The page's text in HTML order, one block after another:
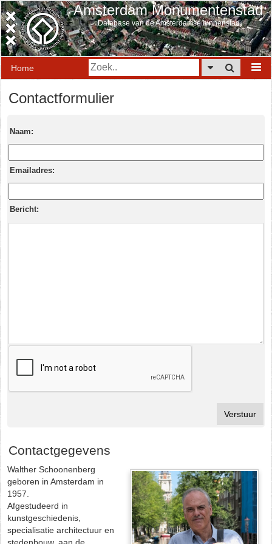
Amsterdam Monumentenstad
Database van de Amsterdamse binnenstad
Home
Contactformulier
Naam:
Emailadres:
Bericht:
Contactgegevens
Walther Schoonenberg
geboren in Amsterdam in
1957.
Afgestudeerd in
kunstgeschiedenis,
specialisatie architectuur en